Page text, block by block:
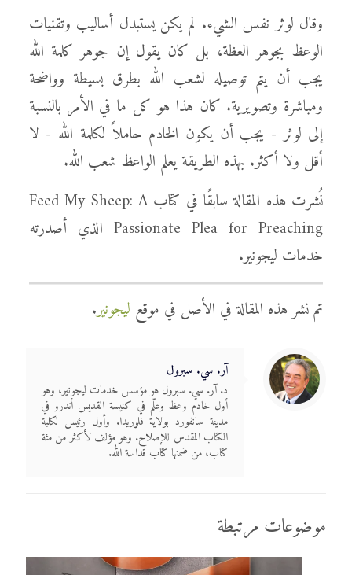
وقال لوثر نفس الشيء. لم يكن يستبدل أساليب وتقنيات
الوعظ بجوهر العظة، بل كان يقول إن جوهر كلمة الله
يجب أن يتم توصيله لشعب الله بطرق بسيطة وواضحة
ومباشرة وتصويرية. كان هذا هو كل ما في الأمر بالنسبة
إلى لوثر - يجب أن يكون الخادم حاملاً لكلمة الله - لا
أقل ولا أكثر. بهذه الطريقة يعلم الواعظ شعب الله.
نُشرت هذه المقالة سابقًا في كتاب Feed My Sheep: A
Passionate Plea for Preaching الذي أصدرته
خدمات ليجونير.
تم نشر هذه المقالة في الأصل في موقع ليجونير.
آر. سي. سبرول
د. آر. سي. سبرول هو مؤسس خدمات ليجونير، وهو
أول خادم وعظ وعلّم في كنيسة القديس أندرو في
مدينة سانفورد بولاية فلوريدا. وأول رئيس لكلية
الكتاب المقدس للإصلاح. وهو مؤلف لأكثر من مئة
كتاب، من ضمنها كتاب قداسة الله.
موضوعات مرتبطة